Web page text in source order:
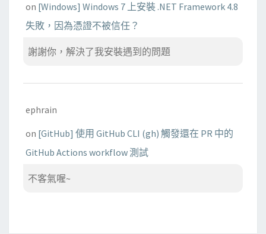
on [Windows] Windows 7 上安裝 .NET Framework 4.8
失敗，因為憑證不被信任？
謝謝你，解決了我安裝遇到的問題
ephrain
on [GitHub] 使用 GitHub CLI (gh) 觸發還在 PR 中的
GitHub Actions workflow 測試
不客氣喔~